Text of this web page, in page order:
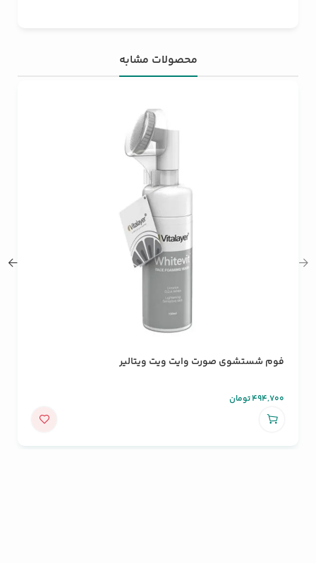
محصولات مشابه
فوم شستشوی صورت وایت ویت ویتالیر
494,700تومان